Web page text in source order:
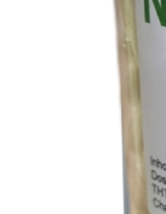
DETAILS